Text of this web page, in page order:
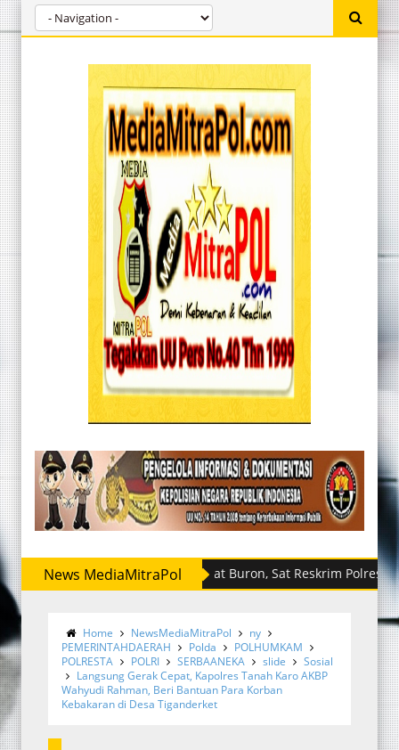
News MediaMitraPolSempat Buron, Sat Reskrim Polres Sergai
Home NewsMediaMitraPol
ny
PEMERINTAHDAERAH
Polda
POLHUMKAM
POLRESTA
POLRI SERBAANEKA slide
Sosial
Langsung Gerak Cepat, Kapolres Tanah Karo AKBP
Wahyudi Rahman, Beri Bantuan Para Korban
Kebakaran di Desa Tiganderket